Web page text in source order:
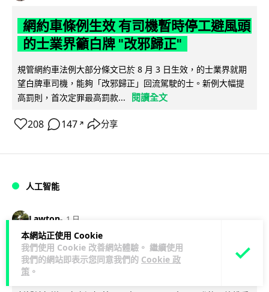
本網站正使用 Cookie
我們使用 Cookie 改善網站體驗。 繼續使用
我們的網站即表示您同意我們的 Cookie 政
策 。
網約車條例生效 有司機暫時停工避風頭
的士業界籲白牌 "改邪歸正"
規管網約車法例大部分條文已於 8 月 3 日生效，的士業界就期
望白牌車司機，能夠「改邪歸正」回流駕駛的士。新例大幅提
高罰則，首次定罪最高罰款...
閱讀全文
208 147 ↗ 分享
人工智能
Lawton 1 日
白宮拒測中國開放 AI 模型 業界質疑安
全框架選擇性執行